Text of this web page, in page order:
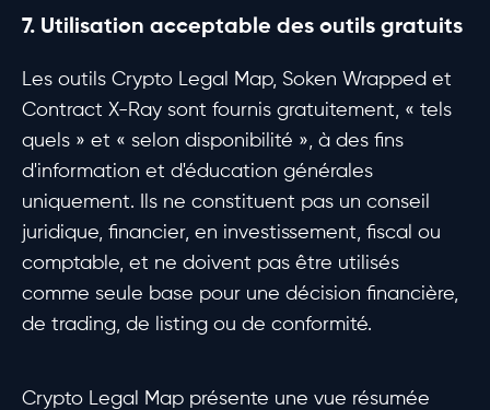
7. Utilisation acceptable des outils gratuits
Les outils Crypto Legal Map, Soken Wrapped et
Contract X-Ray sont fournis gratuitement, « tels
quels » et « selon disponibilité », à des fins
d'information et d'éducation générales
uniquement. Ils ne constituent pas un conseil
juridique, financier, en investissement, fiscal ou
comptable, et ne doivent pas être utilisés
comme seule base pour une décision financière,
de trading, de listing ou de conformité.
Crypto Legal Map présente une vue résumée